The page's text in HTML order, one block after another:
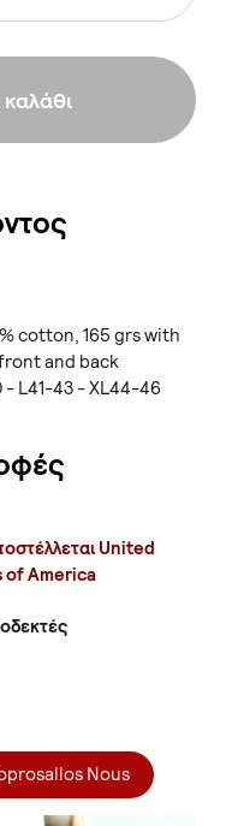
cotton, 165 grs with
and back
L41-43 - XL44-46
United
of America
Nous